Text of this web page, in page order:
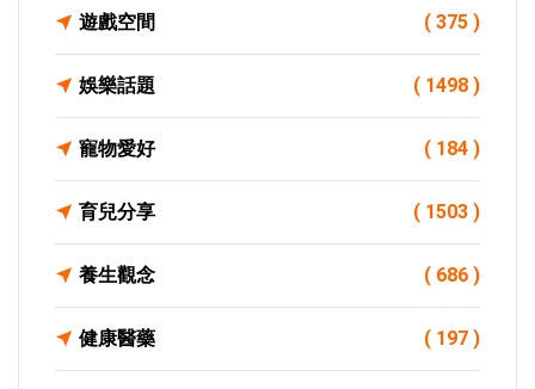
遊戲空間 ( 375 )
娛樂話題 ( 1498 )
寵物愛好 ( 184 )
育兒分享 ( 1503 )
養生觀念 ( 686 )
健康醫藥 ( 197 )